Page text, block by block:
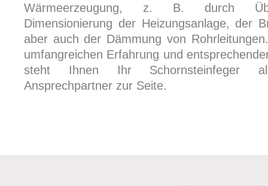
Wärmeerzeugung, z. B. durch
Dimensionierung der Heizungsanlage, der
aber auch der Dämmung von
umfangreichen Erfahrung und
steht Ihnen Ihr Schornsteinfeger
Ansprechpartner zur Seite.